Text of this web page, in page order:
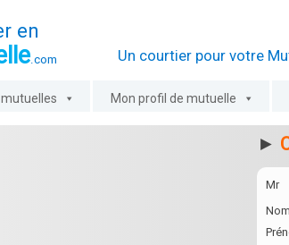
en
.com Un courtier pour votre
mutuelles Mon profil de mutuelle
►
Mr
Nom